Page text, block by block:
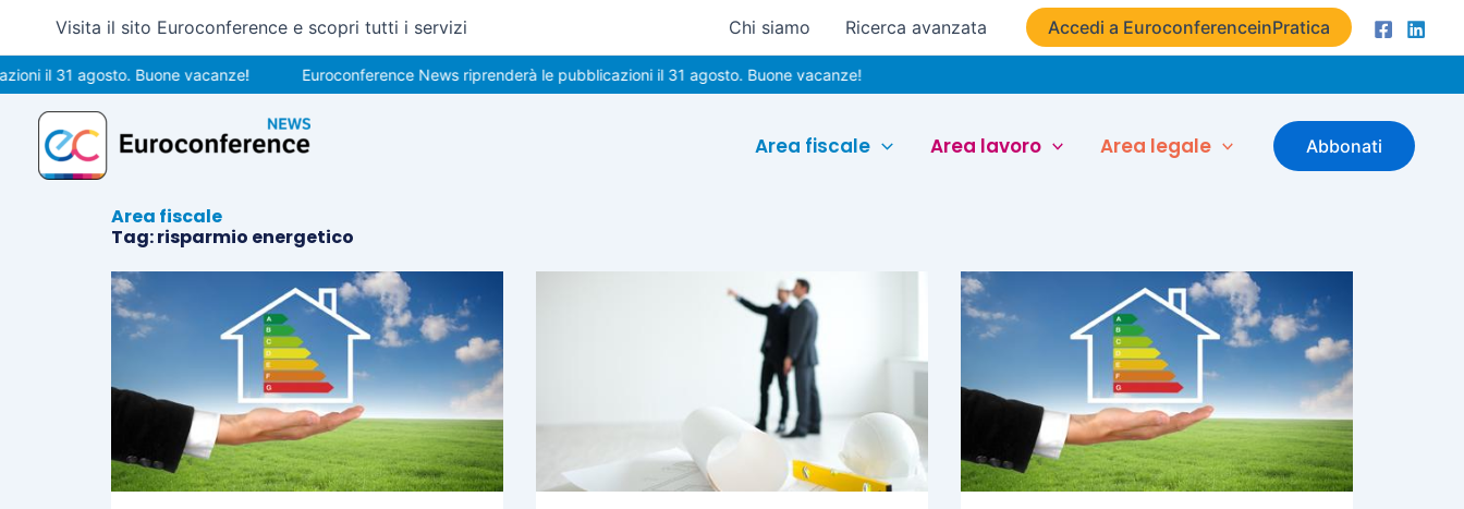
contenuto
Visita il sito Euroconference e scopri tutti i servizi Chi siamo Ricerca avanzata Accedi a EuroconferenceinPratica
il 31 agosto. Buone vacanze! Euroconference News riprenderà le pubblicazioni il 31 agosto. Buone vacanze!
Area fiscale Area lavoro Area legale Abbonati
Area fiscale
Tag: risparmio energetico
PaginaPagina